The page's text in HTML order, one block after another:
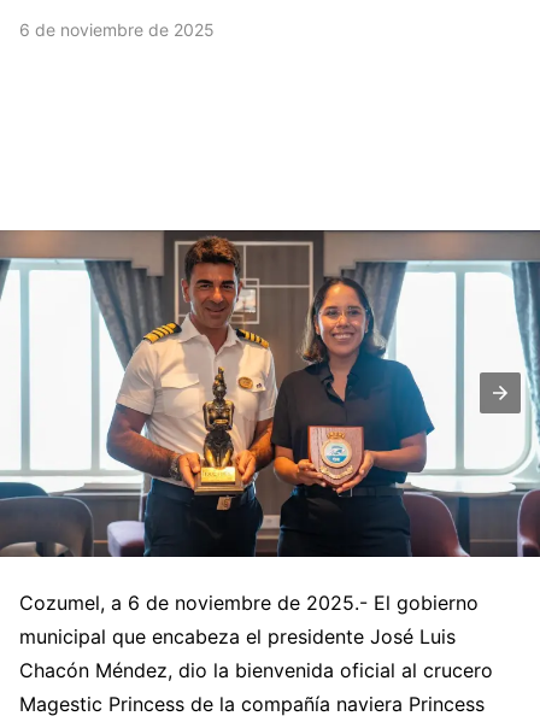
6 de noviembre de 2025
Cozumel, a 6 de noviembre de 2025.- El gobierno
municipal que encabeza el presidente José Luis
Chacón Méndez, dio la bienvenida oficial al crucero
Magestic Princess de la compañía naviera Princess